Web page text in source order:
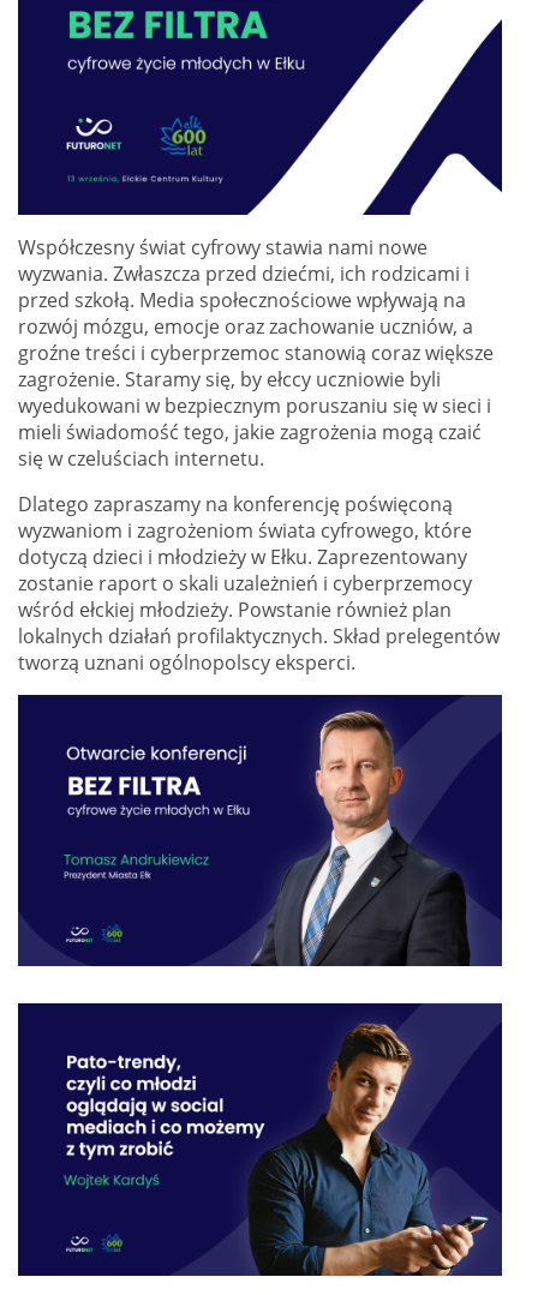
Współczesny świat cyfrowy stawia nami nowe
wyzwania. Zwłaszcza przed dziećmi, ich rodzicami i
przed szkołą. Media społecznościowe wpływają na
rozwój mózgu, emocje oraz zachowanie uczniów, a
groźne treści i cyberprzemoc stanowią coraz większe
zagrożenie. Staramy się, by ełccy uczniowie byli
wyedukowani w bezpiecznym poruszaniu się w sieci i
mieli świadomość tego, jakie zagrożenia mogą czaić
się w czeluściach internetu.
Dlatego zapraszamy na konferencję poświęconą
wyzwaniom i zagrożeniom świata cyfrowego, które
dotyczą dzieci i młodzieży w Ełku. Zaprezentowany
zostanie raport o skali uzależnień i cyberprzemocy
wśród ełckiej młodzieży. Powstanie również plan
lokalnych działań profilaktycznych. Skład prelegentów
tworzą uznani ogólnopolscy eksperci.